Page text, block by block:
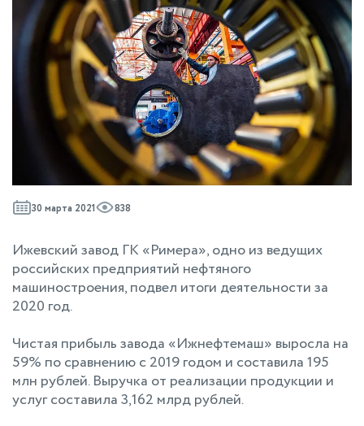
30 марта 2021 838
Ижевский завод ГК «Римера», одно из ведущих
российских предприятий нефтяного
машиностроения, подвел итоги деятельности за
2020 год.
Чистая прибыль завода «Ижнефтемаш» выросла на
59% по сравнению с 2019 годом и составила 195
млн рублей. Выручка от реализации продукции и
услуг составила 3,162 млрд рублей.